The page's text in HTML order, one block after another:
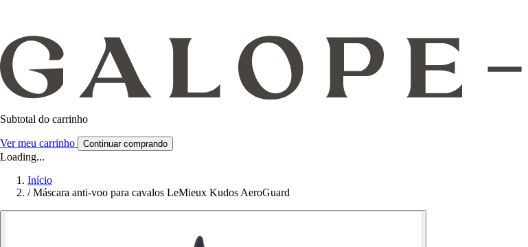
Subtotal do carrinho
Ver meu carrinho Continuar comprando
Loading...
Início
/ Máscara anti-voo para cavalos LeMieux Kudos AeroGuard